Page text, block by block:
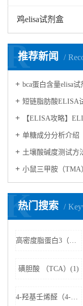
鸡elisa试剂盒
推荐新闻
R
bca蛋白含量elisa
短链脂肪酸ELISA
【ELISA攻略】ELISA关
​单糖成分分析介绍
土壤酸碱度测试方
小鼠三甲胺（TMA）
热门搜索
K
高密度脂蛋白3（HDL3）(1)
磺胆酸 （TCA）(1)
4-羟基壬烯醛（4-HNE）(1)